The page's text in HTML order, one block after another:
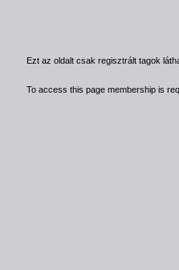
Ezt az oldalt csak regisztrált tagok
To access this page membership is